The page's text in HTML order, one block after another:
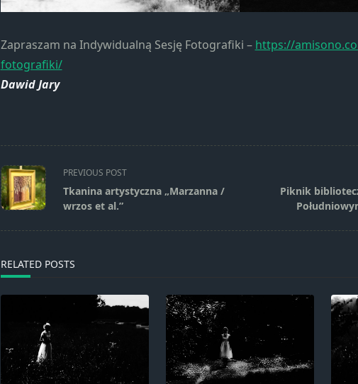
Zapraszam na Indywidualną Sesję Fotografiki – https://
fotografiki/
Dawid Jary
<span
class="nav-
subtitle
PREVIOUS POST
Tkanina artystyczna „Marzanna /
wrzos et al.”
Piknik
RELATED POSTS